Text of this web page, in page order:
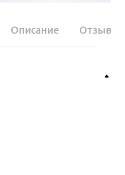
Описание Отзывы